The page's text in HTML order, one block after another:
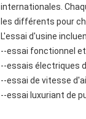
internationales.
les différents pour
L'essai d'usine
--essai fonctionnel
--essais électriques
--essai de vitesse
--essai luxuriant de